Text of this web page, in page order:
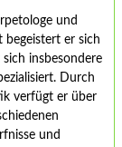
und
begeistert er sich
insbesondere
Durch
verfügt er über
und